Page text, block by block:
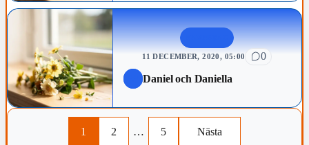
11 DECEMBER, 2020, 05:00
0
Daniel och Daniella
1 2 … 5 Nästa